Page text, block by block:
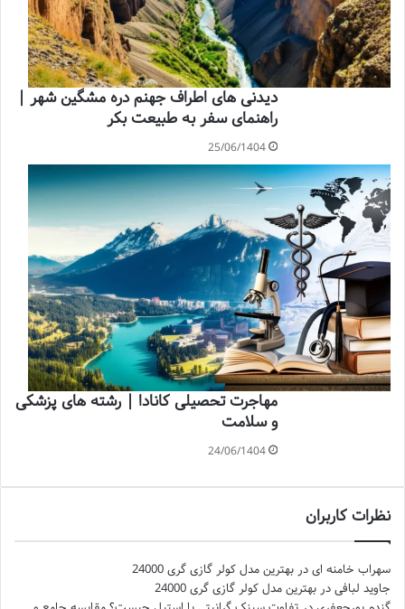
دیدنی های اطراف جهنم دره مشگین شهر |
راهنمای سفر به طبیعت بکر
25/06/1404
مهاجرت تحصیلی کانادا | رشته های پزشکی
و سلامت
24/06/1404
نظرات کاربران
سهراب خامنه ای در بهترین مدل کولر گازی گری 24000
جاوید لبافی در بهترین مدل کولر گازی گری 24000